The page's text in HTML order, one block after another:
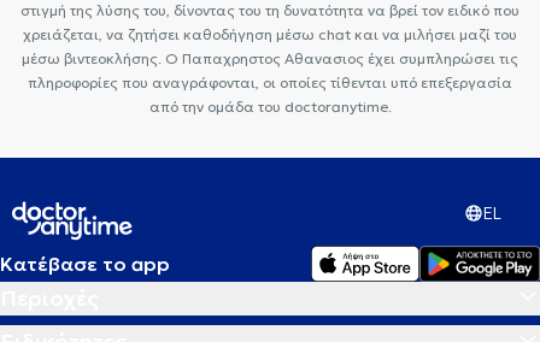
Ορθοπαιδικοί και Ορθοπαιδικοί Χειρουργοί στα Εξάρχεια
στιγμή της λύσης του, δίνοντας του τη δυνατότητα να βρεί τον ειδικό που
χρειάζεται, να ζητήσει καθοδήγηση μέσω chat και να μιλήσει μαζί του
μέσω βιντεοκλήσης. Ο Παπαχρηστος Αθανασιος έχει συμπληρώσει τις
πληροφορίες που αναγράφονται, οι οποίες τίθενται υπό επεξεργασία
από την ομάδα του doctoranytime.
EL
Κατέβασε το app